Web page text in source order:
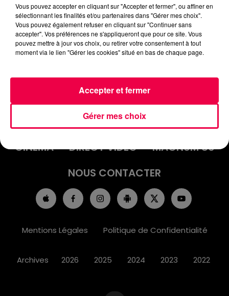
INFOS
EMISSIONS
JEUX
PODCASTS
CINÉMA
DIRECT VIDÉO
MAGNUM 80
NOUS CONTACTER
Mentions Légales Politique de Confidentialité
Archives 2026 2025 2024 2023 2022
Vous pouvez accepter en cliquant sur "Accepter et fermer", ou affiner en
sélectionnant les finalités et/ou partenaires dans "Gérer mes choix".
Vous pouvez également refuser en cliquant sur "Continuer sans
accepter". Vos préférences ne s'appliqueront que pour ce site. Vous
pouvez mettre à jour vos choix, ou retirer votre consentement à tout
moment via le lien "Gérer les cookies" situé en bas de chaque page.
Gérer mes choix
Accepter et fermer